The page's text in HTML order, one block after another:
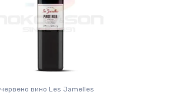
червено вино Les Jamelles